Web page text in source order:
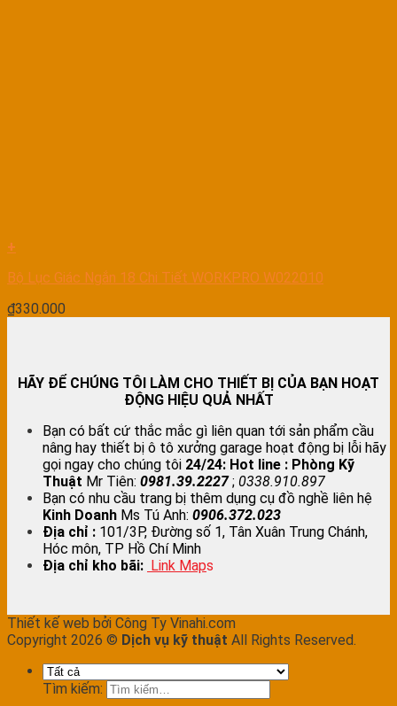
+
Bộ Lục Giác Ngắn 18 Chi Tiết WORKPRO W022010
₫330.000
HÃY ĐỂ CHÚNG TÔI LÀM CHO THIẾT BỊ CỦA BẠN HOẠT
ĐỘNG HIỆU QUẢ NHẤT
Bạn có bất cứ thắc mắc gì liên quan tới sản phẩm cầu
nâng hay thiết bị ô tô xưởng garage hoạt động bị lỗi hãy
gọi ngay cho chúng tôi 24/24: Hot line : Phòng Kỹ
Thuật Mr Tiên: 0981.39.2227; 0338.910.897
Bạn có nhu cầu trang bị thêm dụng cụ đồ nghề liên hệ
Kinh Doanh Ms Tú Anh: 0906.372.023
Địa chỉ : 101/3P, Đường số 1, Tân Xuân Trung Chánh,
Hóc môn, TP Hồ Chí Minh
Địa chỉ kho bãi: Link Maps
Thiết kế web bởi Công Ty Vinahi.com
Copyright 2026 © Dịch vụ kỹ thuật All Rights Reserved.
Tìm kiếm: